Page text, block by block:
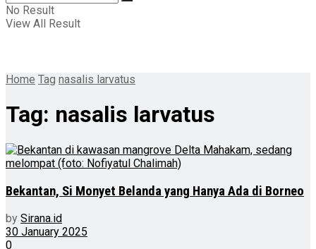
No Result
View All Result
Home Tag nasalis larvatus
Tag: nasalis larvatus
Bekantan, Si Monyet Belanda yang Hanya Ada di Borneo
by Sirana.id
30 January 2025
0